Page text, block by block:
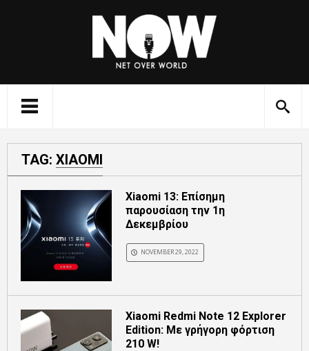
TAG: XIAOMI
Xiaomi 13: Επίσημη
παρουσίαση την 1η
Δεκεμβρίου
NOVEMBER 29, 2022
Xiaomi Redmi Note 12 Explorer
Edition: Με γρήγορη φόρτιση
210 W!